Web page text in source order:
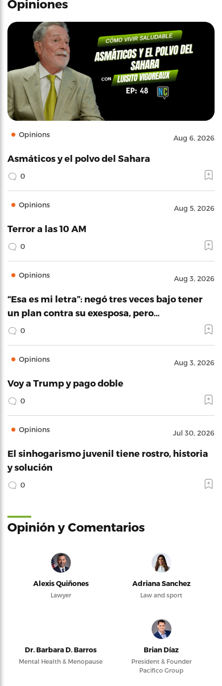
Opiniones
Opinions Aug 6, 2026
Asmáticos y el polvo del Sahara
0
Opinions Aug 5, 2026
Terror a las 10 AM
0
Opinions Aug 3, 2026
“Esa es mi letra”: negó tres veces bajo tener
un plan contra su exesposa, pero…
0
Opinions Aug 3, 2026
Voy a Trump y pago doble
0
Opinions Jul 30, 2026
El sinhogarismo juvenil tiene rostro, historia
y solución
0
Opinión y Comentarios
Alexis Quiñones
Lawyer
Adriana Sanchez
Law and sport
Dr. Barbara D. Barros
Mental Health & Menopause
Brian Díaz
President & Founder
Pacifico Group